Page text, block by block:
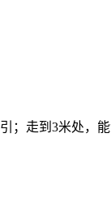
；走到3米处，